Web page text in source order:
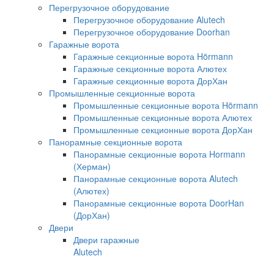
Перегрузочное оборудование
Перегрузочное оборудование Alutech
Перегрузочное оборудование Doorhan
Гаражные ворота
Гаражные секционные ворота Hörmann
Гаражные секционные ворота Алютех
Гаражные секционные ворота ДорХан
Промышленные секционные ворота
Промышленные секционные ворота Hörmann
Промышленные секционные ворота Алютех
Промышленные секционные ворота ДорХан
Панорамные секционные ворота
Панорамные секционные ворота Hormann
(Херман)
Панорамные секционные ворота Alutech
(Алютех)
Панорамные секционные ворота DoorHan
(ДорХан)
Двери
Двери гаражные
Alutech